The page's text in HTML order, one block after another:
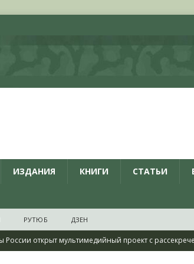
ИЗДАНИЯ КНИГИ СТАТЬИ
РУТЮБ ДЗЕН
открыт мультимедийный проект с